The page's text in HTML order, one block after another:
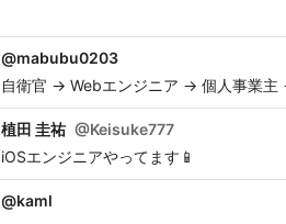
@mabubu0203
自衛官 -> Webエンジニア -> 個人事業主
植田 圭祐 @Keisuke777
iOSエンジニアやってます📱
@kaml